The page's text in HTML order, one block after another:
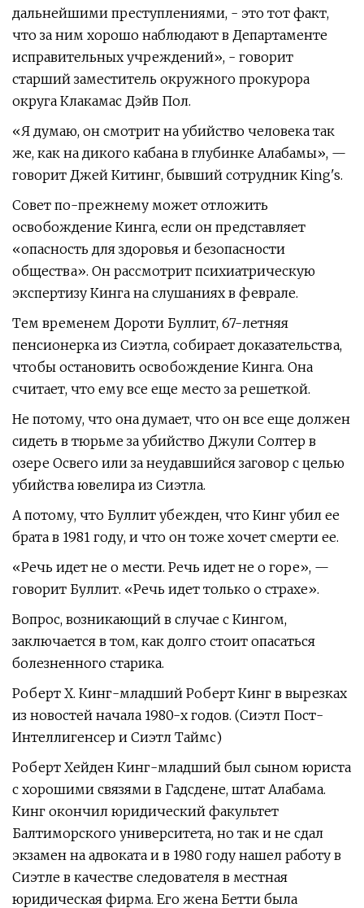
дальнейшими преступлениями, - это тот факт,
что за ним хорошо наблюдают в Департаменте
исправительных учреждений», - говорит
старший заместитель окружного прокурора
округа Клакамас Дэйв Пол.
«Я думаю, он смотрит на убийство человека так
же, как на дикого кабана в глубинке Алабамы», —
говорит Джей Китинг, бывший сотрудник King's.
Совет по-прежнему может отложить
освобождение Кинга, если он представляет
«опасность для здоровья и безопасности
общества». Он рассмотрит психиатрическую
экспертизу Кинга на слушаниях в феврале.
Тем временем Дороти Буллит, 67-летняя
пенсионерка из Сиэтла, собирает доказательства,
чтобы остановить освобождение Кинга. Она
считает, что ему все еще место за решеткой.
Не потому, что она думает, что он все еще должен
сидеть в тюрьме за убийство Джули Солтер в
озере Освего или за неудавшийся заговор с целью
убийства ювелира из Сиэтла.
А потому, что Буллит убежден, что Кинг убил ее
брата в 1981 году, и что он тоже хочет смерти ее.
«Речь идет не о мести. Речь идет не о горе», —
говорит Буллит. «Речь идет только о страхе».
Вопрос, возникающий в случае с Кингом,
заключается в том, как долго стоит опасаться
болезненного старика.
Роберт Х. Кинг-младший Роберт Кинг в вырезках
из новостей начала 1980-х годов. (Сиэтл Пост-
Интеллигенсер и Сиэтл Таймс)
Роберт Хейден Кинг-младший был сыном юриста
с хорошими связями в Гадсдене, штат Алабама.
Кинг окончил юридический факультет
Балтиморского университета, но так и не сдал
экзамен на адвоката и в 1980 году нашел работу в
Сиэтле в качестве следователя в местная
юридическая фирма. Его жена Бетти была